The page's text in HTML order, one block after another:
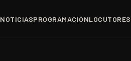
NOTICIASPROGRAMACIÓNLOCUTORES